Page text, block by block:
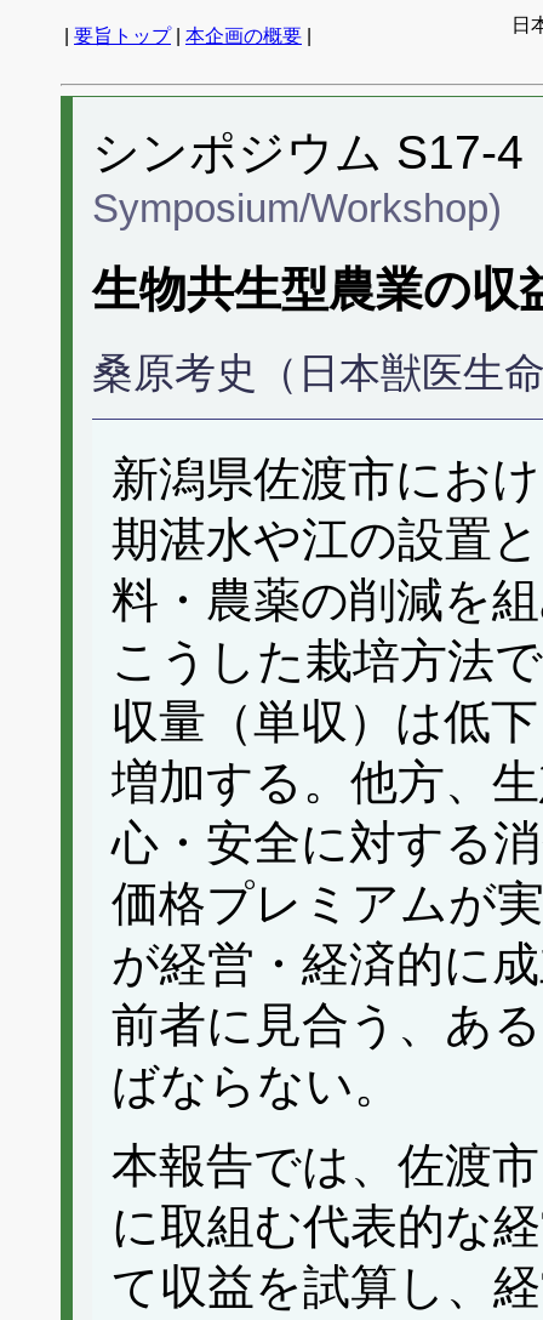
要旨トップ| 本企画の概要
日
シンポジウム S17-4
Symposium/Workshop)
生物共生型農業の収
桑原考史（日本獣医生
新潟県佐渡市にお
期湛水や江の設置
料・農薬の削減を
こうした栽培方法
収量（単収）は低
増加する。他方、
心・安全に対する
価格プレミアムが
が経営・経済的に
前者に見合う、あ
ばならない。
本報告では、佐渡
に取組む代表的な
て収益を試算し、